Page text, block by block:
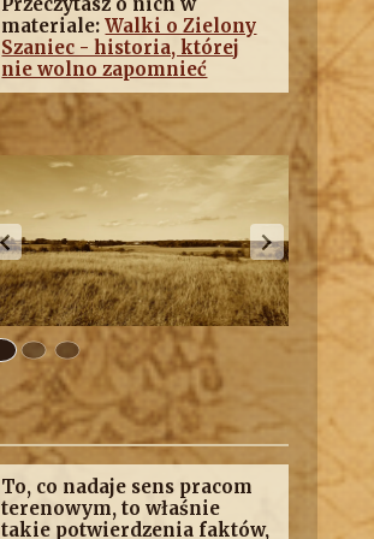
materiale:Walki o Zielony
Szaniec - historia, której
nie wolno zapomnieć
To, co nadaje sens pracom
terenowym, to właśnie
takie potwierdzenia faktów,